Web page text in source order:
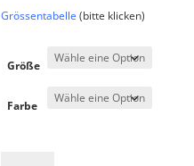
Grössentabelle (bitte klicken)
Größe
Farbe